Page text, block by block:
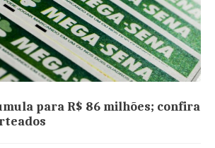
para R$ 86 milhões; confira